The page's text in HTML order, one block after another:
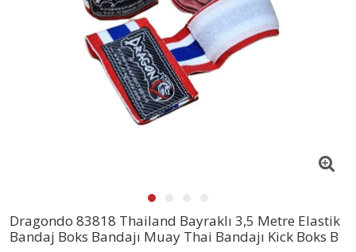
Dragondo 83818 Thailand Bayraklı 3,5 Metre Elastik
Bandaj Boks Bandajı Muay Thai Bandajı Kick Boks B